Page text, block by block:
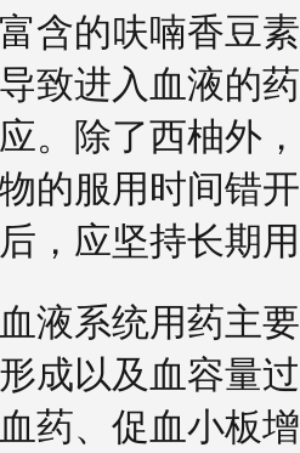
富含的呋喃香豆
导致进入血液的
应。除了西柚外
物的服用时间错
后，应坚持长期
血液系统用药主
形成以及血容量
血药、促血小板